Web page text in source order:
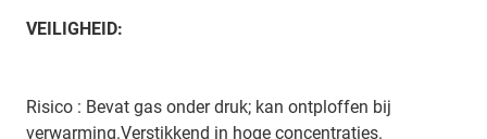
VEILIGHEID:
Risico : Bevat gas onder druk; kan ontploffen bij
verwarming.Verstikkend in hoge concentraties.